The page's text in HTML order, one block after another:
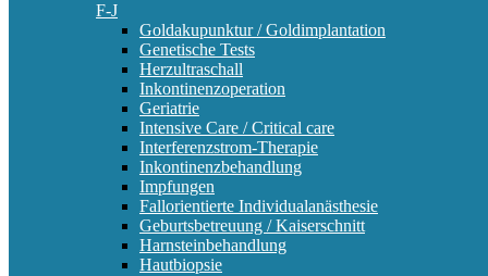
F-J
Goldakupunktur / Goldimplantation
Genetische Tests
Herzultraschall
Inkontinenzoperation
Geriatrie
Intensive Care / Critical care
Interferenzstrom-Therapie
Inkontinenzbehandlung
Impfungen
Fallorientierte Individualanästhesie
Geburtsbetreuung / Kaiserschnitt
Harnsteinbehandlung
Hautbiopsie